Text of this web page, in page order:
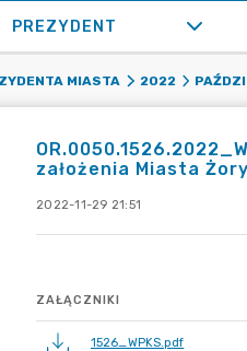
PREZYDENT
MIASTA 2022
założenia Miasta
2022-11-29 21:51
ZAŁĄCZNIKI
1526_WPKS.pdf